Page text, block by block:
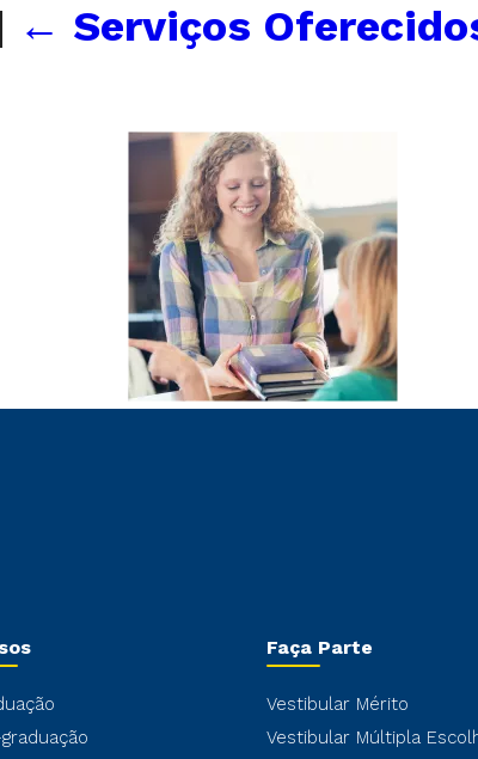
← Serviços
Faça Parte
Vestibular Mérito
Vestibular Múltipla